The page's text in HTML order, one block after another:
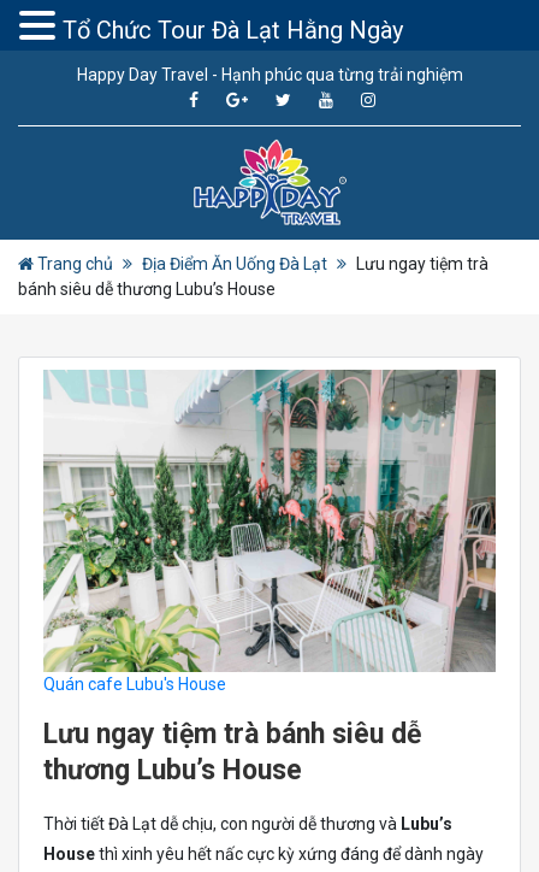
Happy Day Travel - Hạnh phúc qua từng trải nghiệm
Trang chủ Địa Điểm Ăn Uống Đà Lạt
Lưu ngay tiệm trà
bánh siêu dễ thương Lubu’s House
Quán cafe Lubu's House
Lưu ngay tiệm trà bánh siêu dễ
thương Lubu’s House
Thời tiết Đà Lạt dễ chịu, con người dễ thương và Lubu’s
Housethì xinh yêu hết nấc cực kỳ xứng đáng để dành ngày
Tổ Chức Tour Đà Lạt Hằng Ngày